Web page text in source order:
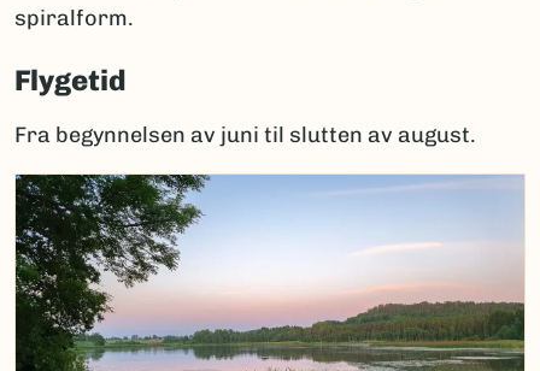
spiralform.
Flygetid
Fra begynnelsen av juni til slutten av august.